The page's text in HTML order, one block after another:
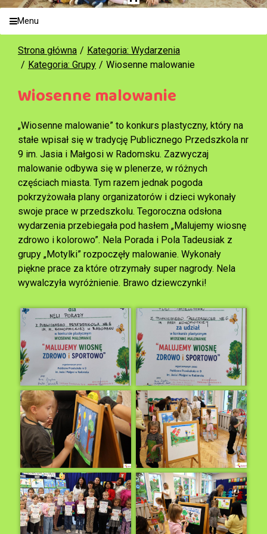
Menu
Strona główna
Kategoria: Wydarzenia
Kategoria: Grupy
Wiosenne malowanie
Wiosenne malowanie
„Wiosenne malowanie” to konkurs plastyczny, który na
stałe wpisał się w tradycję Publicznego Przedszkola nr
9 im. Jasia i Małgosi w Radomsku. Zazwyczaj
malowanie odbywa się w plenerze, w różnych
częściach miasta. Tym razem jednak pogoda
pokrzyżowała plany organizatorów i dzieci wykonały
swoje prace w przedszkolu. Tegoroczna odsłona
wydarzenia przebiegała pod hasłem „Malujemy wiosnę
zdrowo i kolorowo”. Nela Porada i Pola Tadeusiak z
grupy „Motylki” rozpoczęły malowanie. Wykonały
piękne prace za które otrzymały super nagrody. Nela
wywalczyła wyróżnienie. Brawo dziewczynki!